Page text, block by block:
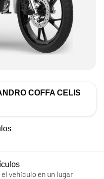
COFFA CELIS
vehículo en un lugar